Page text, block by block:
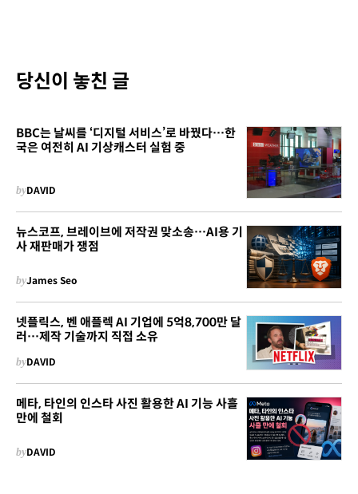
당신이 놓친 글
BBC는 날씨를 ‘디지털 서비스’로 바꿨다…한
국은 여전히 AI 기상캐스터 실험 중
byDAVID
뉴스코프, 브레이브에 저작권 맞소송…AI용 기
사 재판매가 쟁점
byJames Seo
넷플릭스, 벤 애플렉 AI 기업에 5억8,700만 달
러…제작 기술까지 직접 소유
byDAVID
메타, 타인의 인스타 사진 활용한 AI 기능 사흘
만에 철회
byDAVID